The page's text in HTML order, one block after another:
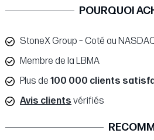
POURQUOI
StoneX Group – Coté au
Membre de la LBMA
Plus de 100 000 clients
Avis clients vérifiés